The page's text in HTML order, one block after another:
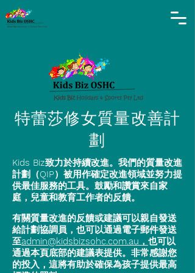
特蕾莎修女質量改善計
劃
Kids Biz致力於持續改進。我們的質量改進
計劃（QIP）被用作確定改進領域並努力提
供最佳服務的工具。鼓勵和讚賞來自家
庭，兒童和教育工作者的反饋。
有關質量改進的反饋或建議可以親自發送
給計劃協調員，也可以通過電子郵件發送
至admin@kidsbizsohc.com.au， 也可以
通過本頁底部的建議表提供。非常感謝您
的投入，這將有助於確保為孩子提供最高